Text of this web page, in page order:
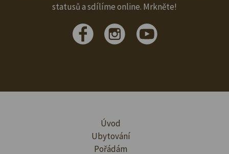
statusů a sdílíme online. Mrkněte!
Úvod
Ubytování
Pořádám